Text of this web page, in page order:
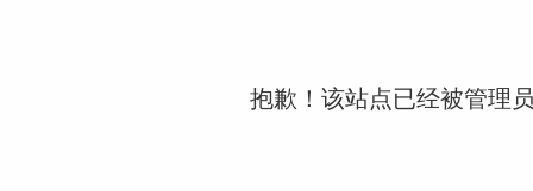
抱歉！该站点已经被管理